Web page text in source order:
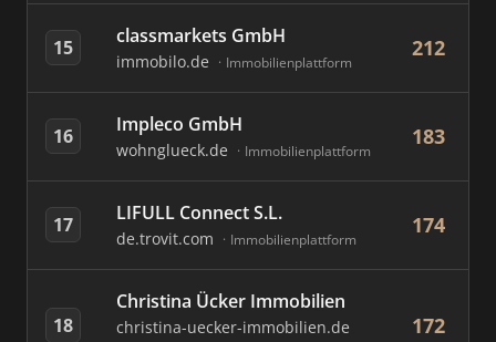
15 classmarkets GmbH
immobilo.de Immobilienplattform
212
16 Impleco GmbH
wohnglueck.de Immobilienplattform
183
17 LIFULL Connect S.L.
de.trovit.com Immobilienplattform
174
18
Christina Ücker Immobilien
christina-uecker-immobilien.de 172